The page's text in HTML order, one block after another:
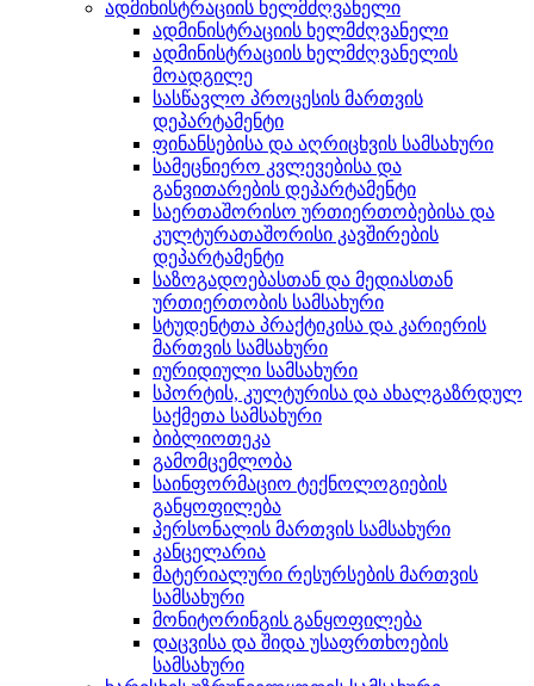
ადმინისტრაციის ხელმძღვანელი
ადმინისტრაციის ხელმძღვანელი
ადმინისტრაციის ხელმძღვანელის
მოადგილე
სასწავლო პროცესის მართვის
დეპარტამენტი
ფინანსებისა და აღრიცხვის სამსახური
სამეცნიერო კვლევებისა და
განვითარების დეპარტამენტი
საერთაშორისო ურთიერთობებისა და
კულტურათაშორისი კავშირების
დეპარტამენტი
საზოგადოებასთან და მედიასთან
ურთიერთობის სამსახური
სტუდენტთა პრაქტიკისა და კარიერის
მართვის სამსახური
იურიდიული სამსახური
სპორტის, კულტურისა და ახალგაზრდულ
საქმეთა სამსახური
ბიბლიოთეკა
გამომცემლობა
საინფორმაციო ტექნოლოგიების
განყოფილება
პერსონალის მართვის სამსახური
კანცელარია
მატერიალური რესურსების მართვის
სამსახური
მონიტორინგის განყოფილება
დაცვისა და შიდა უსაფრთხოების
სამსახური